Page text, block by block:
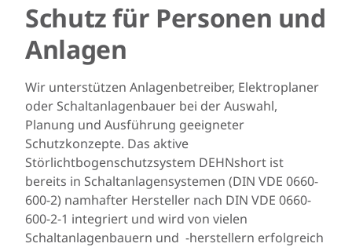
Schutz für Personen und
Anlagen
Wir unterstützen Anlagenbetreiber, Elektroplaner
oder Schaltanlagenbauer bei der Auswahl,
Planung und Ausführung geeigneter
Schutzkonzepte. Das aktive
Störlichtbogenschutzsystem DEHNshort ist
bereits in Schaltanlagensystemen (DIN VDE 0660-
600-2) namhafter Hersteller nach DIN VDE 0660-
600-2-1 integriert und wird von vielen
Schaltanlagenbauern und -herstellern erfolgreich